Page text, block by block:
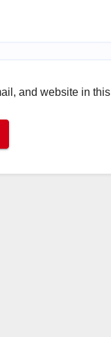
and website in